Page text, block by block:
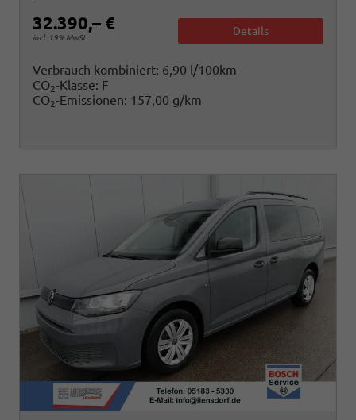
32.390,– €
incl. 19% MwSt.
Details
Verbrauch kombiniert: 6,90 l/100km
CO2-Klasse: F
CO2-Emissionen: 157,00 g/km